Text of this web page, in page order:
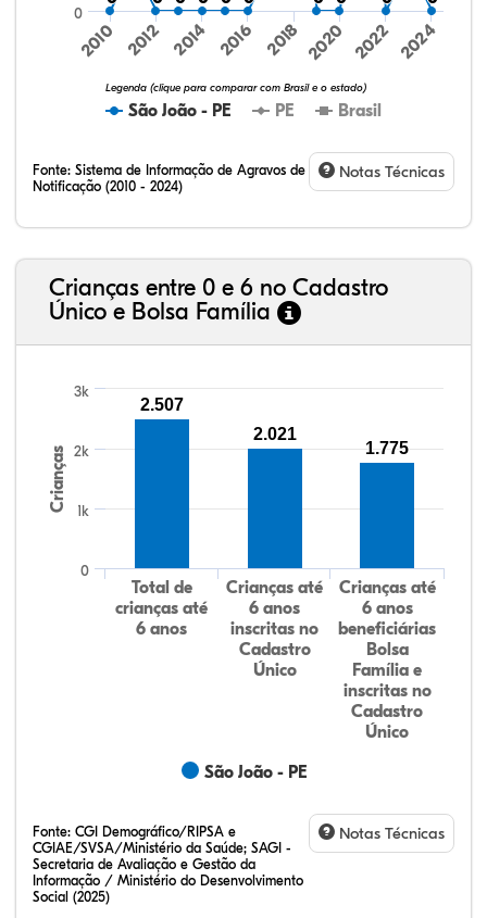
São João - PE PE Brasil
Legenda (clique para comparar com Brasil e o estado)
2010 2012 2014 2016 2018 2020 2022 2024
0
Fonte: Sistema de Informação de Agravos de
Notificação (2010 - 2024)
Notas Técnicas
Crianças entre 0 e 6 no Cadastro
Único e Bolsa Família
Crianças
São João - PE
Total de
crianças até
6 anos
Crianças até
6 anos
inscritas no
Cadastro
Único
Crianças até
6 anos
beneficiárias
Bolsa
Família e
inscritas no
Cadastro
Único
0
1k
2k
3k
2.507
2.021
1.775
Fonte: CGI Demográfico/RIPSA e
CGIAE/SVSA/Ministério da Saúde; SAGI -
Secretaria de Avaliação e Gestão da
Informação / Ministério do Desenvolvimento
Social (2025)
Notas Técnicas
19,53%
8,13%
0,28%
70,41%
0,91%
0,74%
32,57%
9,24%
0,46%
54,88%
1,27%
1,56%